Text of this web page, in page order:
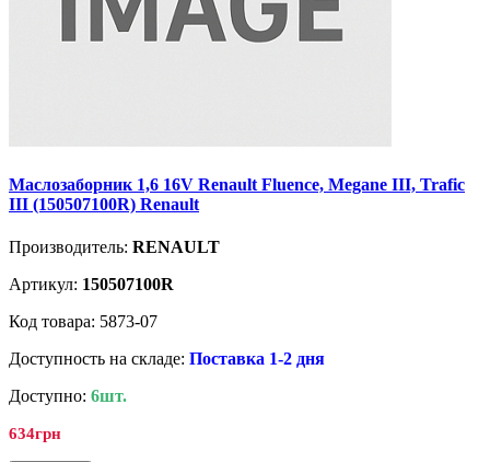
Маслозаборник 1,6 16V Renault Fluence, Megane III, Trafic
III (150507100R) Renault
Производитель: RENAULT
Артикул: 150507100R
Код товара: 5873-07
Доступность на складе: Поставка 1-2 дня
Доступно: 6шт.
634грн